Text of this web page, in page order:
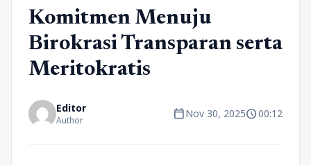
Komitmen Menuju
Birokrasi Transparan serta
Meritokratis
Editor
Author calendar_todayNov 30, 2025schedule00:12